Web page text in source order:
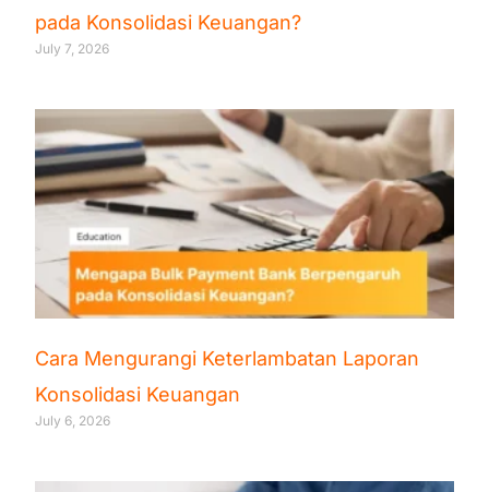
pada Konsolidasi Keuangan?
July 7, 2026
Cara Mengurangi Keterlambatan Laporan
Konsolidasi Keuangan
July 6, 2026